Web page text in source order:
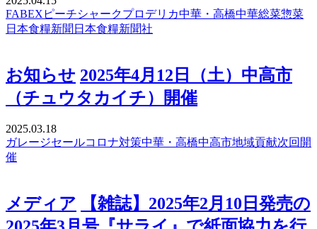
FABEX ピーチシャークプロデリカ中華・高橋中華総菜惣菜
日本食糧新聞 日本食糧新聞社
お知らせ 2025年4月12日（土）中高市
（チュウタカイチ）開催
2025.03.18
ガレージセールコロナ対策中華・高橋中高市地域貢献次回開
催
メディア
【雑誌】2025年2月10日発売の